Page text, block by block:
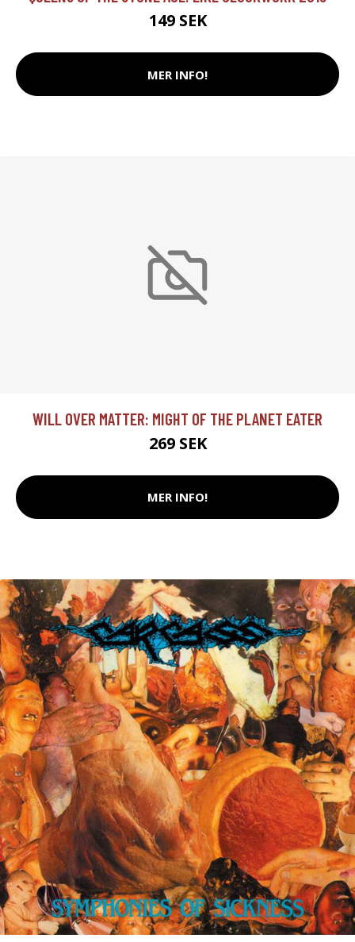
149 SEK
MER INFO!
WILL OVER MATTER: MIGHT OF THE PLANET EATER
269 SEK
MER INFO!